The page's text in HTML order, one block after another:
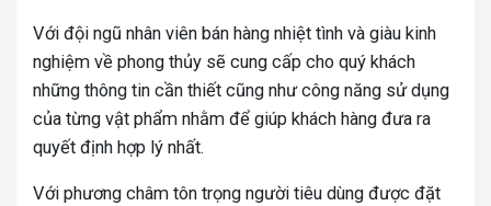
Với đội ngũ nhân viên bán hàng nhiệt tình và giàu kinh
nghiệm về phong thủy sẽ cung cấp cho quý khách
những thông tin cần thiết cũng như công năng sử dụng
của từng vật phẩm nhằm để giúp khách hàng đưa ra
quyết định hợp lý nhất.
Với phương châm tôn trọng người tiêu dùng được đặt